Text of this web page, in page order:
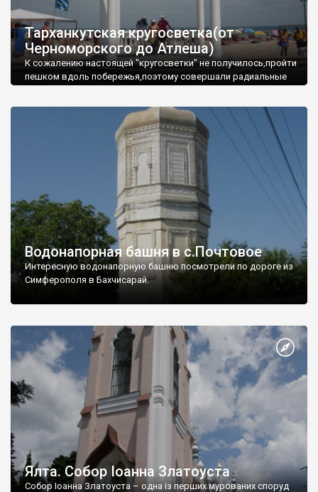
Тарханкутская кругосветка(от
Черноморского до Атлеша)
К сожалению настоящей "кругосветки" не получилось,пройти
пешком вдоль побережья,поэтому совершали радиальные
Водонапорная башня в с.Почтовое
Интересную водонапорную башню посмотрели по дороге из
Симферополя в Бахчисарай.
Ялта. Собор Іоанна Златоуста
Собор Іоанна Златоуста – одна із перших мурованих споруд